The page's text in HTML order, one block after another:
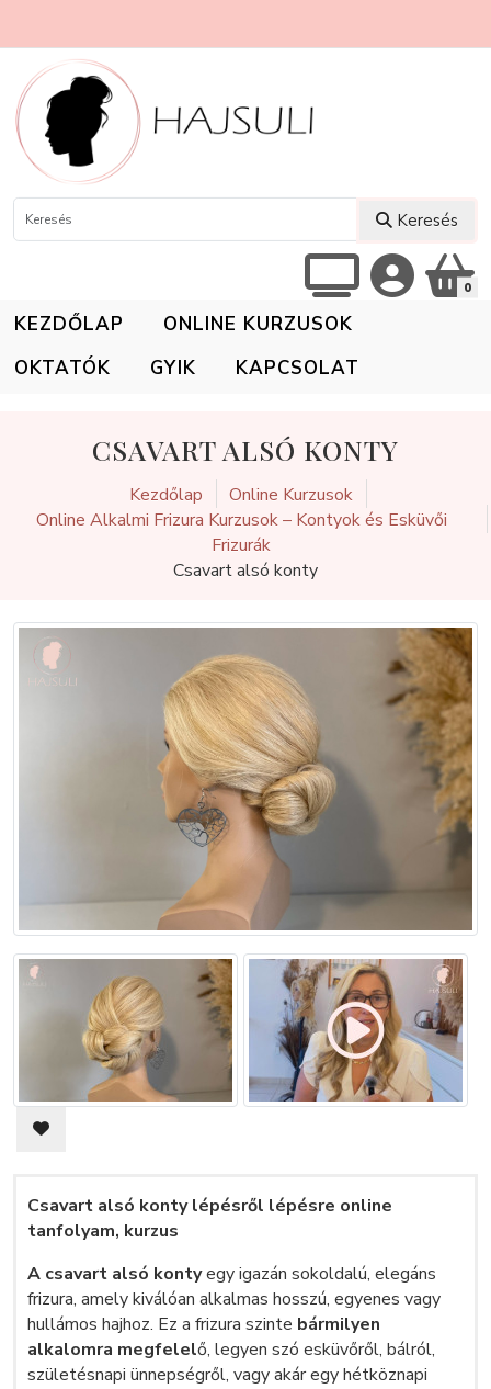
Keresés
0
KEZDŐLAP
ONLINE KURZUSOK
OKTATÓK
GYIK KAPCSOLAT
CSAVART ALSÓ KONTY
Kezdőlap
Online Kurzusok
Online Alkalmi Frizura Kurzusok – Kontyok és Esküvői
Frizurák
Csavart alsó konty
Csavart alsó konty lépésről lépésre online
tanfolyam, kurzus
A csavart alsó kontyegy igazán sokoldalú, elegáns
frizura, amely kiválóan alkalmas hosszú, egyenes vagy
hullámos hajhoz. Ez a frizura szinte bármilyen
alkalomra megfelelő, legyen szó esküvőről, bálról,
születésnapi ünnepségről, vagy akár egy hétköznapi